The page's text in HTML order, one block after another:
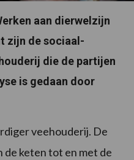
aan dierwelzijn
zijn de sociaal-
die de partijen
is gedaan door
veehouderij. De
keten tot en met de